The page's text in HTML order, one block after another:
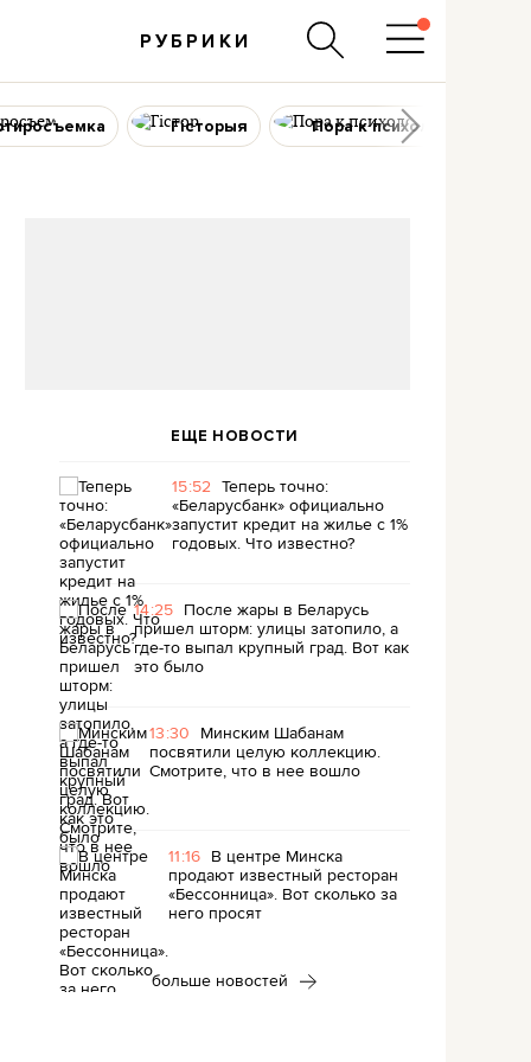
РУБРИКИ
Гісторыя Пора к психологу
ЕЩЕ НОВОСТИ
15:52 Теперь точно:
«Беларусбанк» официально
запустит кредит на жилье с 1%
годовых. Что известно?
14:25 После жары в Беларусь
пришел шторм: улицы затопило, а
где-то выпал крупный град. Вот как
это было
13:30 Минским Шабанам
посвятили целую коллекцию.
Смотрите, что в нее вошло
11:16 В центре Минска
продают известный ресторан
«Бессонница». Вот сколько за
него просят
больше новостей